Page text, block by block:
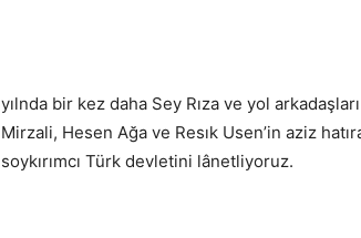
yılnda bir kez daha Sey Rıza ve yol
Mirzali, Hesen Ağa ve Resık Usen’in aziz
soykırımcı Türk devletini lânetliyoruz.